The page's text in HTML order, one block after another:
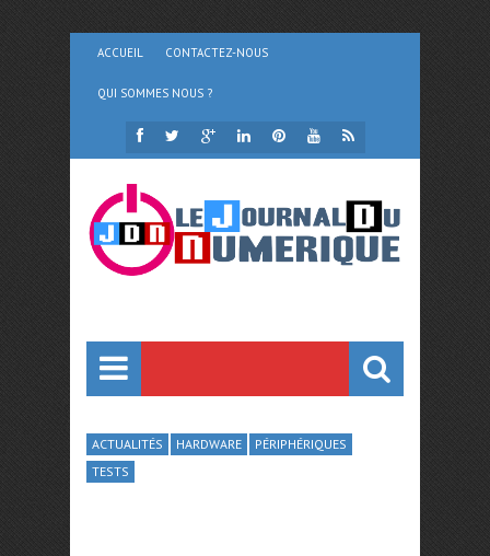
ACCUEIL CONTACTEZ-NOUS
QUI SOMMES NOUS ?
ACTUALITÉS HARDWARE
PÉRIPHÉRIQUES
TESTS